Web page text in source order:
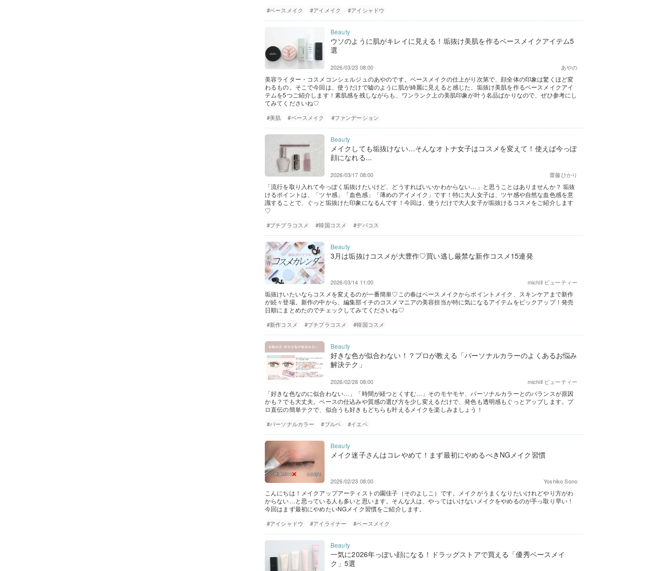
#ベースメイク #アイメイク #アイシャドウ
ウソのように肌がキレイに見える！垢抜け美肌を作るベースメイクアイテム5
選
あやの
2026/03/23 08:00
美容ライター・コスメコンシェルジュのあやのです。ベースメイクの仕上がり次第で、顔全体の印象は驚くほど変
わるもの。そこで今回は、使うだけで嘘のように肌が綺麗に見えると感じた、垢抜け美肌を作るベースメイクアイ
テムを5つご紹介します！素肌感を残しながらも、ワンランク上の美肌印象が叶う名品ばかりなので、ぜひ参考にし
てみてくださいね♡
#美肌 #ベースメイク #ファンデーション
メイクしても垢抜けない…そんなオトナ女子はコスメを変えて！使えば今っぽ
顔になれる...
齋藤ひかり
2026/03/17 08:00
「流行を取り入れて今っぽく垢抜けたいけど、どうすればいいかわからない…」と思うことはありませんか？ 垢抜
けるポイントは、「ツヤ感」「血色感」「薄めのアイメイク」です！特に大人女子は、ツヤ感や自然な血色感を意
識することで、ぐっと垢抜けた印象になるんです！今回は、使うだけで大人女子が垢抜けるコスメをご紹介します
♡
#プチプラコスメ #韓国コスメ #デパコス
3月は垢抜けコスメが大豊作♡買い逃し厳禁な新作コスメ15連発
michill ビューティー
2026/03/14 11:00
垢抜けいたいならコスメを変えるのが一番簡単♡この春はベースメイクからポイントメイク、スキンケアまで新作
が続々登場。新作の中から、編集部イチのコスメマニアの美容担当が特に気になるアイテムをピックアップ！発売
日順にまとめたのでチェックしてみてくださいね♡
#新作コスメ #プチプラコスメ #韓国コスメ
好きな色が似合わない！？プロが教える「パーソナルカラーのよくあるお悩み
解決テク」
michill ビューティー
2026/02/28 08:00
「好きな色なのに似合わない…」「時間が経つとくすむ…」そのモヤモヤ、パーソナルカラーとのバランスが原因
かも？でも大丈夫。ベースの仕込みや質感の選び方を少し変えるだけで、発色も透明感もぐっとアップします。プ
ロ直伝の簡単テクで、似合うも好きもどちらも叶えるメイクを楽しみましょう！
#パーソナルカラー #ブルベ #イエベ
メイク迷子さんはコレやめて！まず最初にやめるべきNGメイク習慣
Yoshiko Sono
2026/02/23 08:00
こんにちは！メイクアップアーティストの園佳子（そのよしこ）です。メイクがうまくなりたいけれどやり方がわ
からない…と思っている人も多いと思います。そんな人は、やってはいけないメイクをやめるのが手っ取り早い！
今回はまず最初にやめたいNGメイク習慣をご紹介します。
#アイシャドウ #アイライナー #ベースメイク
一気に2026年っぽい顔になる！ドラッグストアで買える「優秀ベースメイ
ク」5選